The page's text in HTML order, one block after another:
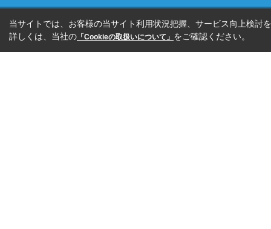
当サイトでは、お客様の当サイト利用状況把握、サービス向上検討
詳しくは、当社の 「Cookieの取扱いについて」 をご確認ください。